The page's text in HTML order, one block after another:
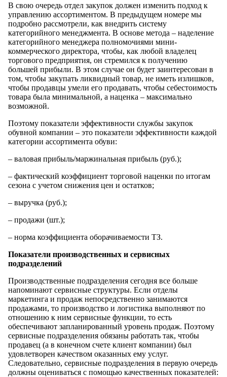
В свою очередь отдел закупок должен изменить подход к
управлению ассортиментом. В предыдущем номере мы
подробно рассмотрели, как внедрить систему
категорийного менеджмента. В основе метода – наделение
категорийного менеджера полномочиями мини-
коммерческого директора, чтобы, как любой владелец
торгового предприятия, он стремился к получению
большей прибыли. В этом случае он будет заинтересован в
том, чтобы закупать ликвидный товар, не иметь излишков,
чтобы продавцы умели его продавать, чтобы себестоимость
товара была минимальной, а наценка – максимально
возможной.
Поэтому показатели эффективности службы закупок
обувной компании – это показатели эффективности каждой
категории ассортимента обуви:
– валовая прибыль/маржинальная прибыль (руб.);
– фактический коэффициент торговой наценки по итогам
сезона с учетом снижения цен и остатков;
– выручка (руб.);
– продажи (шт.);
– норма коэффициента оборачиваемости ТЗ.
Показатели производственных и сервисных
подразделений
Производственные подразделения сегодня все больше
напоминают сервисные структуры. Если отделы
маркетинга и продаж непосредственно занимаются
продажами, то производство и логистика выполняют по
отношению к ним сервисные функции, то есть
обеспечивают запланированный уровень продаж. Поэтому
сервисные подразделения обязаны работать так, чтобы
продавец (а в конечном счете клиент компании) был
удовлетворен качеством оказанных ему услуг.
Следовательно, сервисные подразделения в первую очередь
должны оцениваться с помощью качественных показателей: